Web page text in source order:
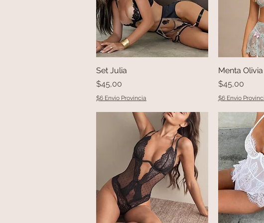
Set Julia
Precio
$45,00
$6 Envio Provincia
Menta Olivia
Precio
$45,00
$6 Envio